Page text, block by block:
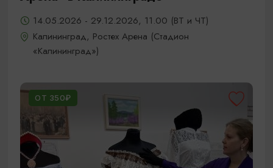
14.05.2026 - 29.12.2026, 11.00 (ВТ и ЧТ)
Калининград, Ростех Арена (Стадион
«Калининград»)
ОТ 350₽